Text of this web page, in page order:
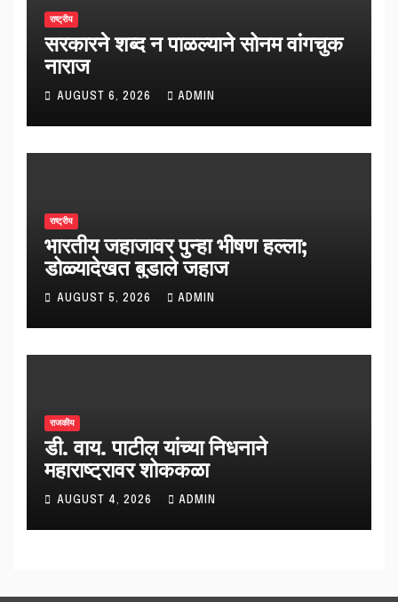
राष्ट्रीय
सरकारने शब्द न पाळल्याने सोनम वांगचुक
नाराज
AUGUST 6, 2026 ADMIN
राष्ट्रीय
भारतीय जहाजावर पुन्हा भीषण हल्ला;
डोळ्यादेखत बुडाले जहाज
AUGUST 5, 2026 ADMIN
राजकीय
डी. वाय. पाटील यांच्या निधनाने
महाराष्ट्रावर शोककळा
AUGUST 4, 2026 ADMIN